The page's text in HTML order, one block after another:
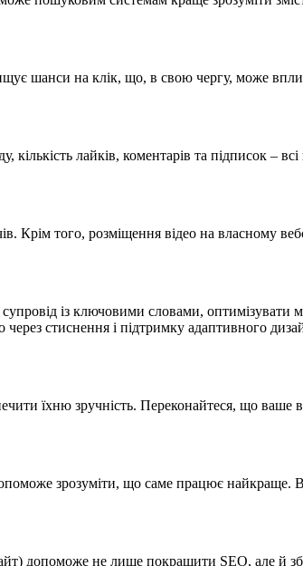
шанси на клік, що, в свою чергу, може
кількість лайків, коментарів та підписок –
того, розміщення відео на власному
із ключовими словами, оптимізувати
стиснення і підтримку адаптивного
їхню зручність. Переконайтеся, що ваше
зрозуміти, що саме працює найкраще.
допоможе не лише покращити SEO, але й